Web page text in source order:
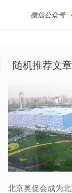
微信公众号
随机推荐文章
北京奥促会成为